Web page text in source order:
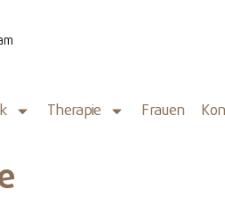
Therapie Frauen